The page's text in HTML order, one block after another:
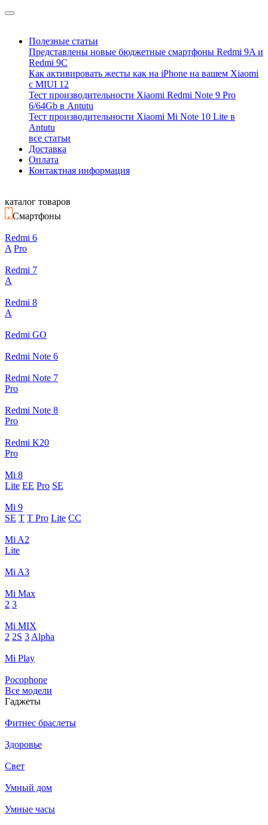
Полезные статьи
Представлены новые бюджетные смартфоны Redmi 9A и
Redmi 9C
Как активировать жесты как на iPhone на вашем Xiaomi
с MIUI 12
Тест производительности Xiaomi Redmi Note 9 Pro
6/64Gb в Antutu
Тест производительности Xiaomi Mi Note 10 Lite в
Antutu
все статьи
Доставка
Оплата
Контактная информация
каталог товаров
Смартфоны
Redmi 6
A Pro
Redmi 7
A
Redmi 8
A
Redmi GO
Redmi Note 6
Redmi Note 7
Pro
Redmi Note 8
Pro
Redmi K20
Pro
Mi 8
Lite EE Pro SE
Mi 9
SE T T Pro Lite CC
Mi A2
Lite
Mi A3
Mi Max
2 3
Mi MIX
2 2S 3 Alpha
Mi Play
Pocophone
Все модели
Гаджеты
Фитнес браслеты
Здоровье
Свет
Умный дом
Умные часы